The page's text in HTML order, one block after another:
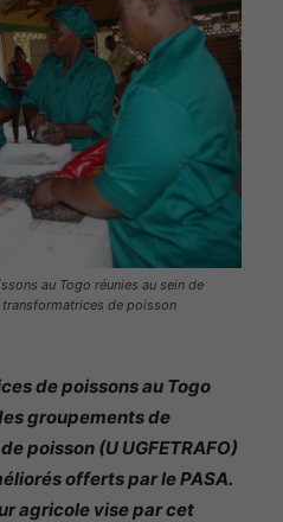
au Togo réunies au sein de
transformatrices de poisson
de poissons au Togo
groupements de
poisson (U UGFETRAFO)
offerts par le PASA.
agricole vise par cet